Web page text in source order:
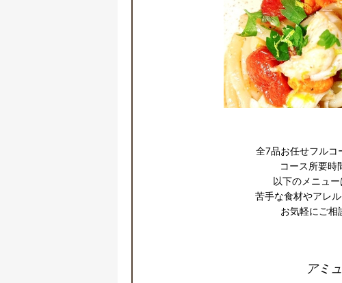
全7品お任せフルコ
コース所要時
以下のメニュー
苦手な食材やアレ
お気軽にご相
アミ